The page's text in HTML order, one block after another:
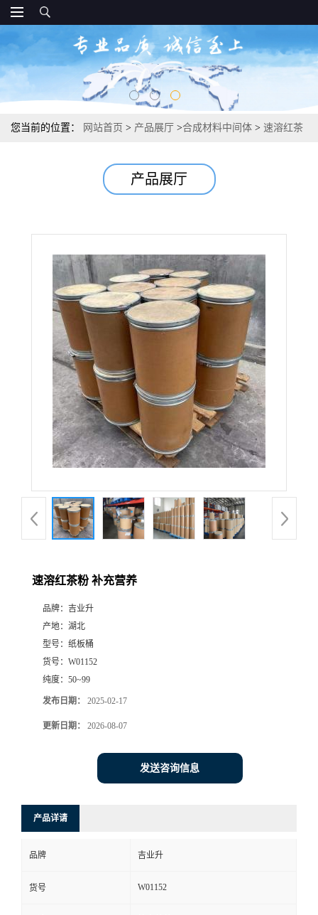
您当前的位置： 网站首页 > 产品展厅 >合成材料中间体 > 速溶红茶
产品展厅
速溶红茶粉 补充营养
品牌： 吉业升
产地： 湖北
型号： 纸板桶
货号： W01152
纯度： 50~99
发布日期： 2025-02-17
更新日期： 2026-08-07
发送咨询信息
产品详请
品牌 吉业升
货号 W01152